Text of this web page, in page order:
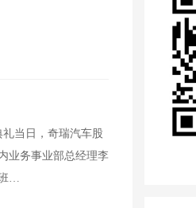
当日，奇瑞汽车股
业务事业部总经理李
…